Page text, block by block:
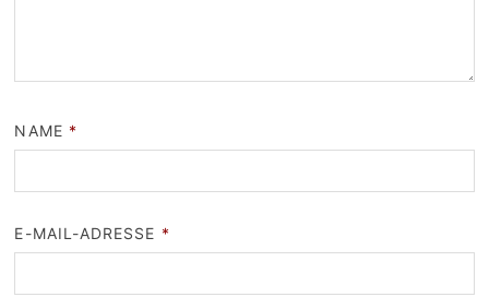
NAME *
E-MAIL-ADRESSE *